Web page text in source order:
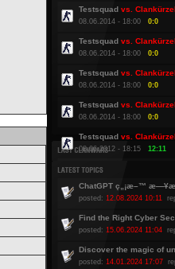
Testsquad vs. Clankürzel
08.06.2014 - 18:00 0:0
Testsquad vs. Clankürzel
08.06.2014 - 18:00 0:0
Testsquad vs. Clankürzel
08.06.2014 - 18:00 0:0
Testsquad vs. Clankürzel
08.06.2014 - 18:00 0:0
Testsquad vs. Clankürzel
08.06.2012 - 18:15 12:11
ChatGPT ç„¡æ–™
posted: 12.08.2024 10:11
Find the Right Cyber
posted: 15.06.2024 11:04
Discover the magic of
posted: 14.01.2024 17:07